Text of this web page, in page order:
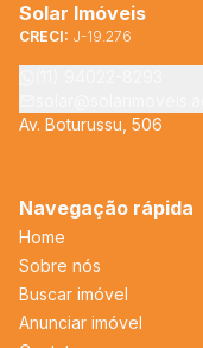
Solar Imóveis
CRECI: J-19.276
Av. Boturussu, 506
Navegação rápida
Home
Sobre nós
Buscar imóvel
Anunciar imóvel